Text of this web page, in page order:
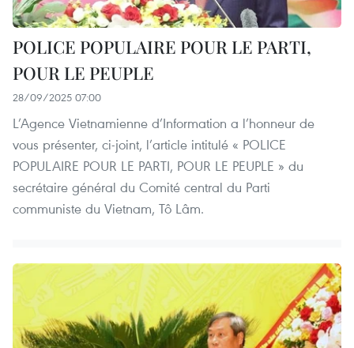
POLICE POPULAIRE POUR LE PARTI,
POUR LE PEUPLE
28/09/2025 07:00
L’Agence Vietnamienne d’Information a l’honneur de
vous présenter, ci-joint, l’article intitulé « POLICE
POPULAIRE POUR LE PARTI, POUR LE PEUPLE » du
secrétaire général du Comité central du Parti
communiste du Vietnam, Tô Lâm.